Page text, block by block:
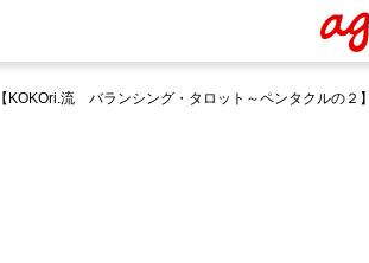
【KOKOri.流 バランシング・タロット～ペンタクルの２】